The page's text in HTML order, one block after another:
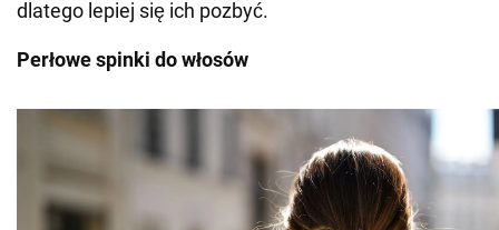
dlatego lepiej się ich pozbyć.
Perłowe spinki do włosów